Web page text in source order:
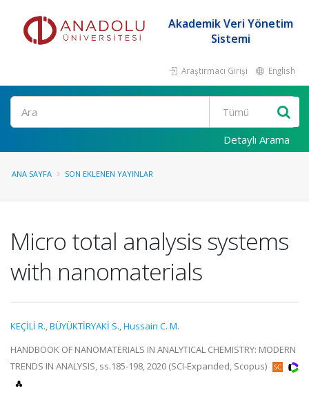
Akademik Veri Yönetim
Sistemi
Araştırmacı Girişi English
Ara
Detaylı Arama
ANA SAYFA SON EKLENEN YAYINLAR
Micro total analysis systems
with nanomaterials
KEÇİLİ R.,BÜYÜKTİRYAKİ S.,Hussain C. M.
HANDBOOK OF NANOMATERIALS IN ANALYTICAL CHEMISTRY: MODERN
TRENDS IN ANALYSIS, ss.185-198, 2020 (SCI-Expanded, Scopus)